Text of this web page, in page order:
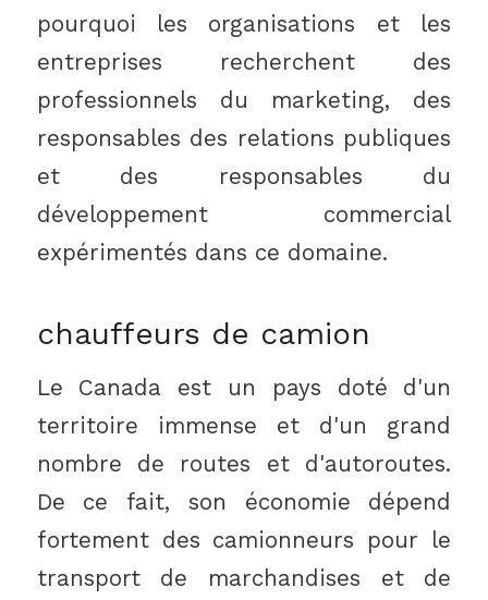
pourquoi les organisations et les
entreprises recherchent des
professionnels du marketing, des
responsables des relations publiques
et des responsables du
développement commercial
expérimentés dans ce domaine.
chauffeurs de camion
Le Canada est un pays doté d'un
territoire immense et d'un grand
nombre de routes et d'autoroutes.
De ce fait, son économie dépend
fortement des camionneurs pour le
transport de marchandises et de